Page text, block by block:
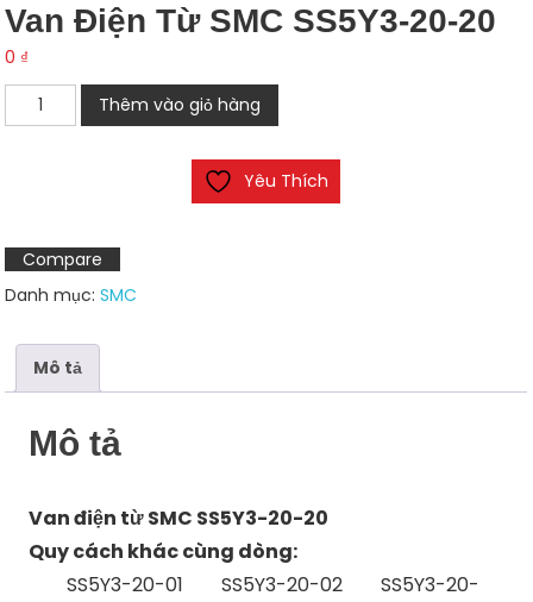
Van Điện Từ SMC SS5Y3-20-20
0 ₫
điện
20-
20
số
Thêm vào giỏ hàng
Yêu Thích
Compare
Danh mục:SMC
Mô tả
Mô tả
Van điện từ SMC SS5Y3-20-20
Quy cách khác cùng dòng:
SS5Y3-20-01 SS5Y3-20-02 SS5Y3-20-